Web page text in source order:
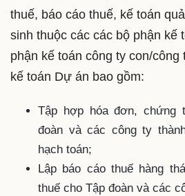
thuế, báo cáo thuế, kế toán
sinh thuộc các các bộ phận kế
phận kế toán công ty con/công
kế toán Dự án bao gồm:
Tập hợp hóa đơn, chứng
đoàn và các công ty
hạch toán;
Lập báo cáo thuế hàng
thuế cho Tập đoàn và các